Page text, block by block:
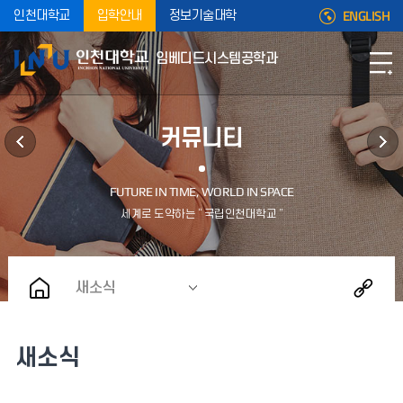
인천대학교 입학안내 정보기술대학 ENGLISH
임베디드시스템공학과
커뮤니티
새소식
새소식